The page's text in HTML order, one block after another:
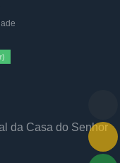
da Casa do Senhor